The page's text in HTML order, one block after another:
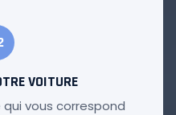
VOITURE
vous correspond